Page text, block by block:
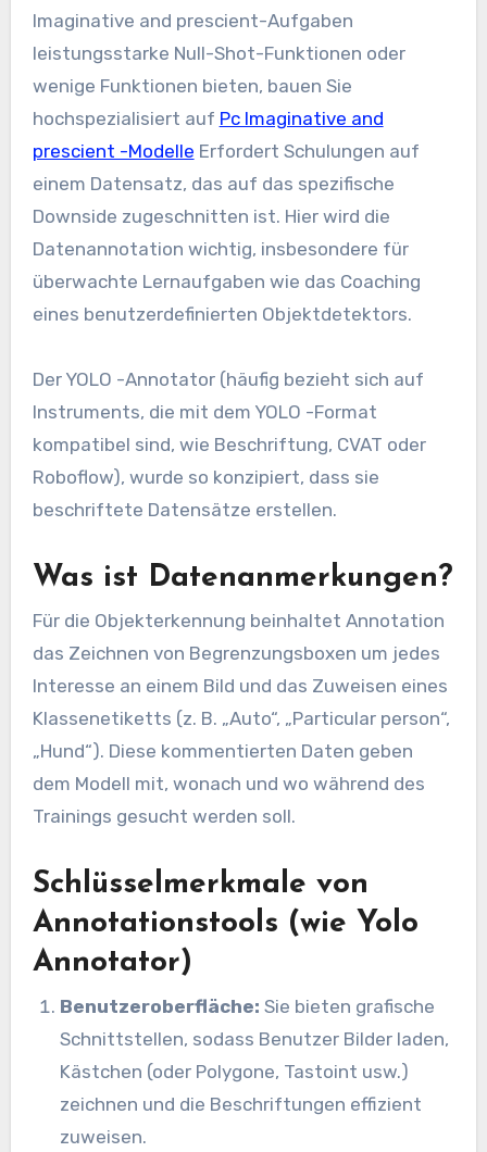
Imaginative and prescient-Aufgaben
leistungsstarke Null-Shot-Funktionen oder
wenige Funktionen bieten, bauen Sie
hochspezialisiert auf Pc Imaginative and
prescient -Modelle Erfordert Schulungen auf
einem Datensatz, das auf das spezifische
Downside zugeschnitten ist. Hier wird die
Datenannotation wichtig, insbesondere für
überwachte Lernaufgaben wie das Coaching
eines benutzerdefinierten Objektdetektors.
Der YOLO -Annotator (häufig bezieht sich auf
Instruments, die mit dem YOLO -Format
kompatibel sind, wie Beschriftung, CVAT oder
Roboflow), wurde so konzipiert, dass sie
beschriftete Datensätze erstellen.
Was ist Datenanmerkungen?
Für die Objekterkennung beinhaltet Annotation
das Zeichnen von Begrenzungsboxen um jedes
Interesse an einem Bild und das Zuweisen eines
Klassenetiketts (z. B. „Auto“, „Particular person“,
„Hund“). Diese kommentierten Daten geben
dem Modell mit, wonach und wo während des
Trainings gesucht werden soll.
Schlüsselmerkmale von
Annotationstools (wie Yolo
Annotator)
Benutzeroberfläche: Sie bieten grafische
Schnittstellen, sodass Benutzer Bilder laden,
Kästchen (oder Polygone, Tastoint usw.)
zeichnen und die Beschriftungen effizient
zuweisen.